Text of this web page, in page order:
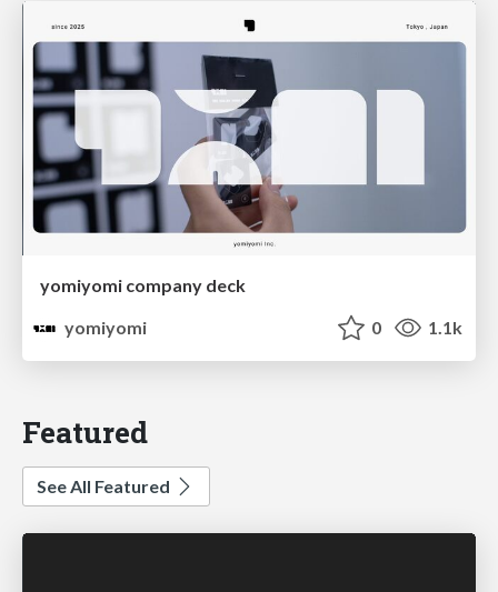
yomiyomi company deck
yomiyomi
0 1.1k
Featured
See All Featured